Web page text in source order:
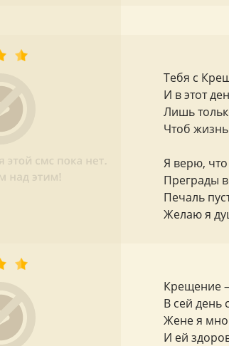
Тебя с
И в этот
Лишь
Чтоб
Я верю,
Преграды
Печаль
Желаю я
Крещение
В сей день
Жене я
И ей